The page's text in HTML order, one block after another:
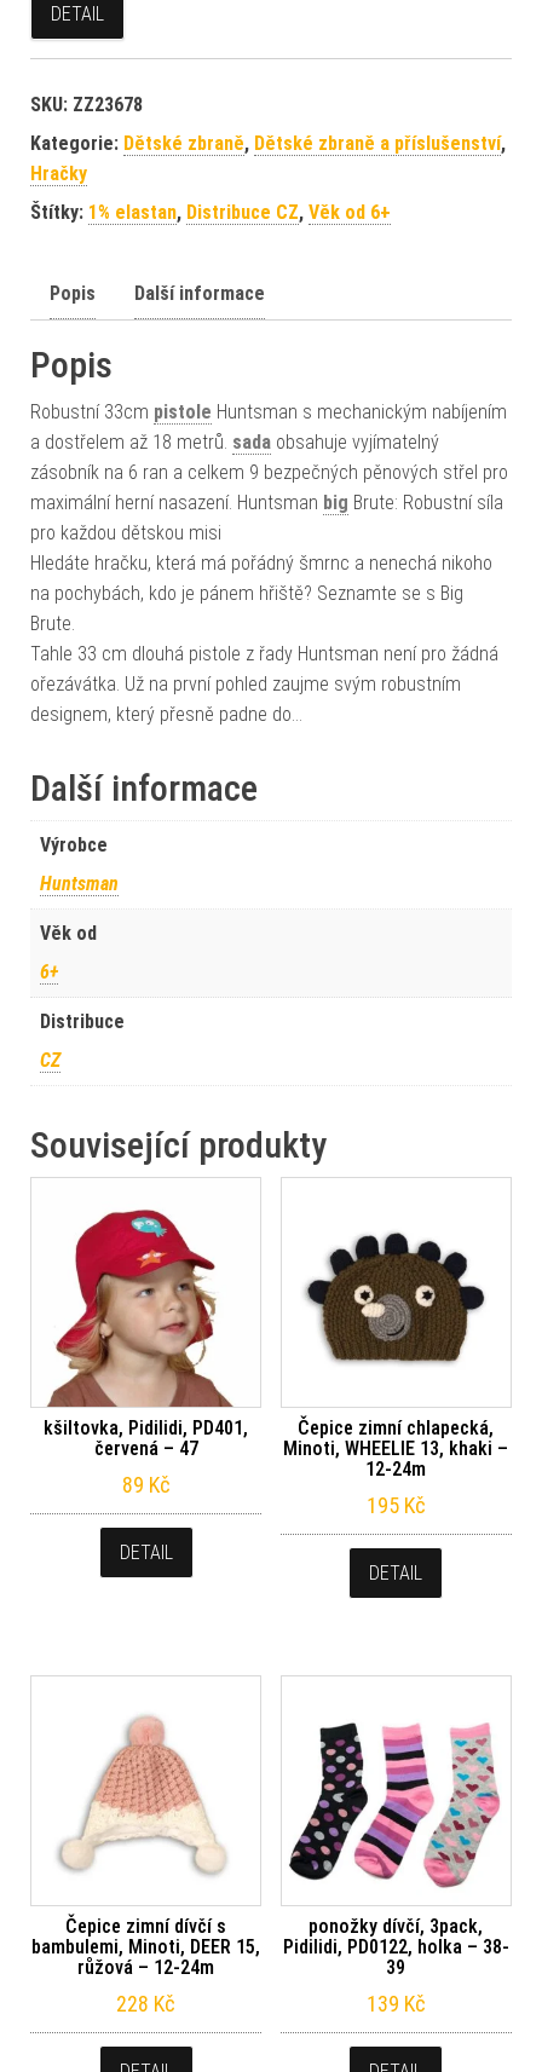
DETAIL
SKU: ZZ23678
Kategorie: Dětské zbraně, Dětské zbraně a příslušenství,
Hračky
Štítky: 1% elastan, Distribuce CZ, Věk od 6+
Popis Další informace
Popis
Robustní 33cm pistole Huntsman s mechanickým nabíjením
a dostřelem až 18 metrů. sada obsahuje vyjímatelný
zásobník na 6 ran a celkem 9 bezpečných pěnových střel pro
maximální herní nasazení. Huntsman big Brute: Robustní síla
pro každou dětskou misi
Hledáte hračku, která má pořádný šmrnc a nenechá nikoho
na pochybách, kdo je pánem hřiště? Seznamte se s Big
Brute.
Tahle 33 cm dlouhá pistole z řady Huntsman není pro žádná
ořezávátka. Už na první pohled zaujme svým robustním
designem, který přesně padne do…
Další informace
Výrobce
Huntsman
Věk od
6+
Distribuce
CZ
Související produkty
kšiltovka, Pidilidi, PD401,
červená – 47
89 Kč
DETAIL
Čepice zimní chlapecká,
Minoti, WHEELIE 13, khaki –
12-24m
195 Kč
DETAIL
Čepice zimní dívčí s
bambulemi, Minoti, DEER 15,
růžová – 12-24m
228 Kč
ponožky dívčí, 3pack,
Pidilidi, PD0122, holka – 38-
39
139 Kč